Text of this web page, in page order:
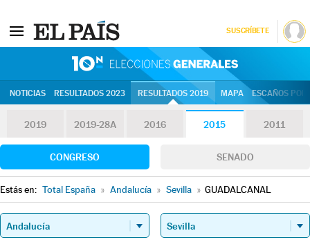
SUSCRÍBETE
NOTICIAS RESULTADOS 2023 RESULTADOS 2019 MAPA ESCAÑOS
2019 2019-28A 2016 2015 2011
CONGRESO SENADO
Estás en: Total España » Andalucía » Sevilla » GUADALCANAL